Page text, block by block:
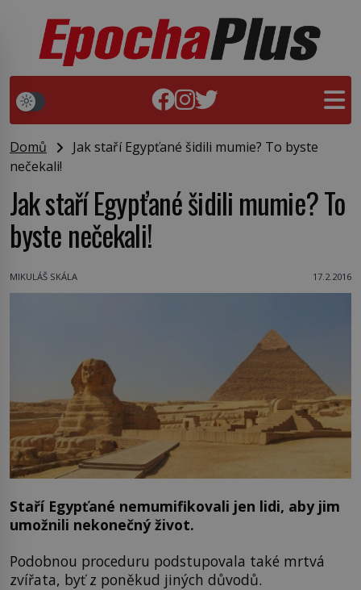
Domů
Jak staří Egypťané šidili mumie? To byste
nečekali!
Jak staří Egypťané šidili mumie? To
byste nečekali!
MIKULÁŠ SKÁLA 17.2.2016
Staří Egypťané nemumifikovali jen lidi, aby jim
umožnili nekonečný život.
Podobnou proceduru podstupovala také mrtvá
zvířata, byť z poněkud jiných důvodů.